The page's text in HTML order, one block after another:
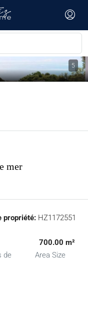
5
mer
propriété: HZ1172551
de
700.00 m²
Area Size